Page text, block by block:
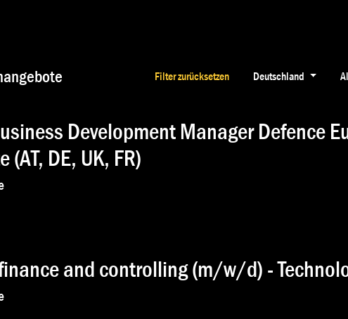
Filter zurücksetzen Deutschland
Development Manager Defence
(AT, DE, UK, FR)
and controlling (m/w/d) -